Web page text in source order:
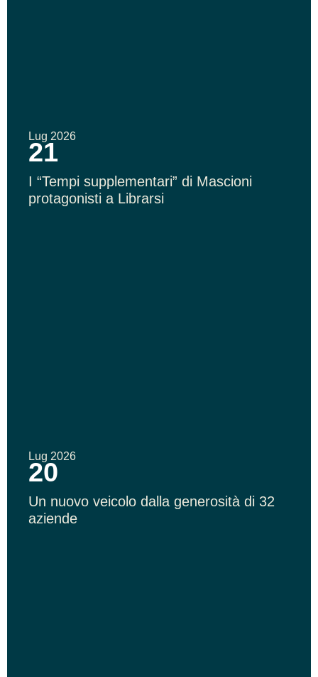
Lug 2026
21
I “Tempi supplementari” di Mascioni
protagonisti a Librarsi
Lug 2026
20
Un nuovo veicolo dalla generosità di 32
aziende